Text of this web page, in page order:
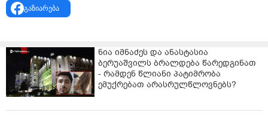
შექმნილმა ვითარებამ ქაოსი გამოიწვია.
განსაკუთრებით სახიფათო იქნებოდა იმ შემთხვევაში,
თუ ირანს ატომური იარაღი ექნებოდა.
გაზიარება
ნია იმნაძეს და ანასტასია
ბერუაშვილს ბრალდება წარედგინათ
- რამდენ წლიანი პატიმრობა
ემუქრებათ არასრულწლოვნებს?